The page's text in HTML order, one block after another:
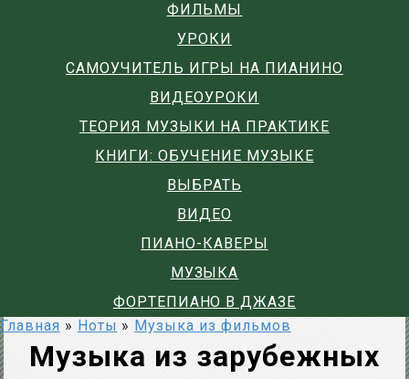
ФИЛЬМЫ
УРОКИ
САМОУЧИТЕЛЬ ИГРЫ НА ПИАНИНО
ВИДЕОУРОКИ
ТЕОРИЯ МУЗЫКИ НА ПРАКТИКЕ
КНИГИ: ОБУЧЕНИЕ МУЗЫКЕ
ВЫБРАТЬ
ВИДЕО
ПИАНО-КАВЕРЫ
МУЗЫКА
ФОРТЕПИАНО В ДЖАЗЕ
Главная » Ноты » Музыка из фильмов
Музыка из зарубежных